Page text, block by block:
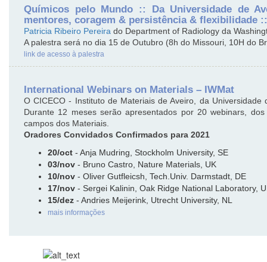
Químicos pelo Mundo :: Da Universidade de
mentores, coragem & persistência & flexibilidade
Patricia Ribeiro Pereira do Department of Radiology da
A palestra será no dia 15 de Outubro (8h do Missouri, 10H do
link de acesso à palestra
International Webinars on Materials – IWMat
O CICECO - Instituto de Materiais de Aveiro, da
Durante 12 meses serão apresentados por 20 webinars,
campos dos Materiais.
Oradores Convidados Confirmados para 2021
20/oct - Anja Mudring, Stockholm University, SE
03/nov - Bruno Castro, Nature Materials, UK
10/nov - Oliver Gutfleicsh, Tech.Univ. Darmstadt, DE
17/nov - Sergei Kalinin, Oak Ridge National Laboratory,
15/dez - Andries Meijerink, Utrecht University, NL
mais informações